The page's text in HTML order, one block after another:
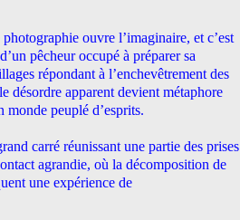
ouvre l’imaginaire, et c’est
pêcheur occupé à préparer sa
répondant à l’enchevêtrement des
désordre apparent devient métaphore
monde peuplé d’esprits.
carré réunissant une partie des prises
agrandie, où la décomposition de
une expérience de